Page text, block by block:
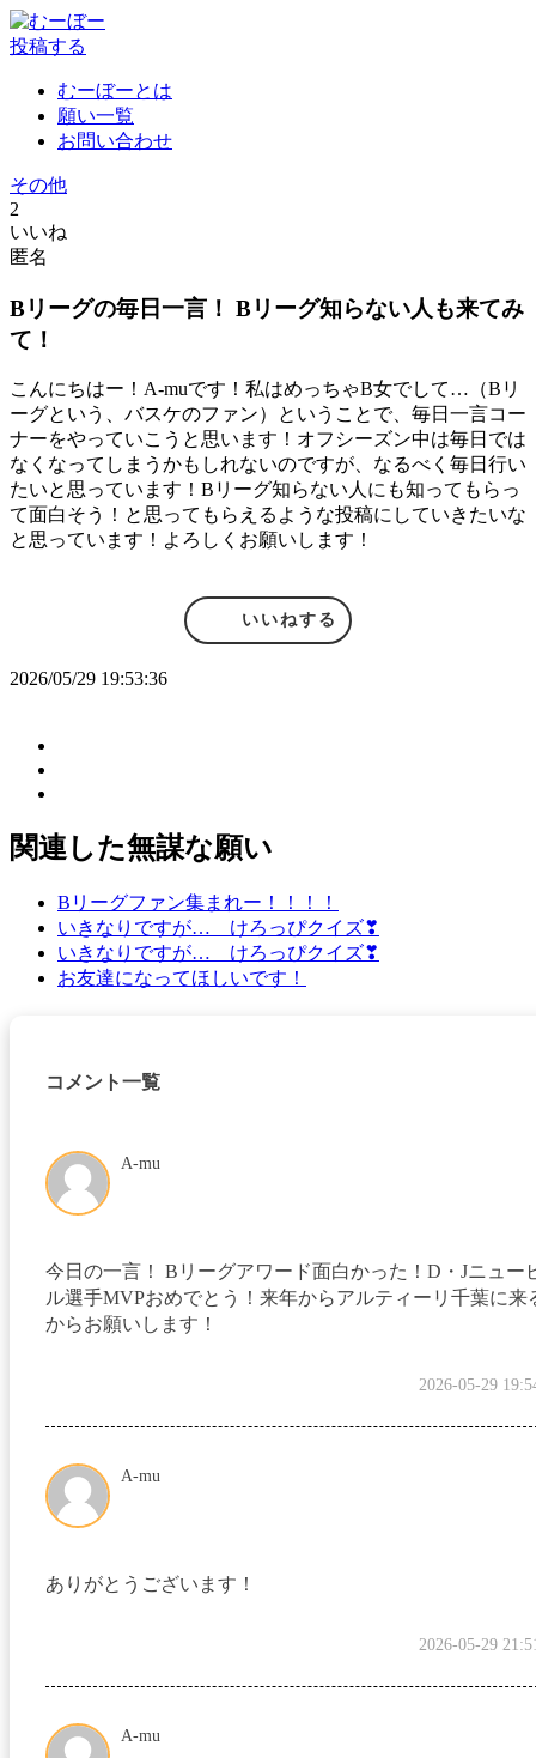
投稿する
むーぼーとは
願い一覧
お問い合わせ
その他
2
いいね
匿名
Bリーグの毎日一言！ Bリーグ知らない人も来てみ
て！
こんにちはー！A-muです！私はめっちゃB女でして…（Bリ
ーグという、バスケのファン）ということで、毎日一言コー
ナーをやっていこうと思います！オフシーズン中は毎日では
なくなってしまうかもしれないのですが、なるべく毎日行い
たいと思っています！Bリーグ知らない人にも知ってもらっ
て面白そう！と思ってもらえるような投稿にしていきたいな
と思っています！よろしくお願いします！
いいねする
2026/05/29 19:53:36
関連した無謀な願い
Bリーグファン集まれー！！！！
いきなりですが… けろっぴクイズ❣
いきなりですが… けろっぴクイズ❣
お友達になってほしいです！
コメント一覧
A-mu
今日の一言！ Bリーグアワード面白かった！D・Jニュー
ル選手MVPおめでとう！来年からアルティーリ千葉に来
からお願いします！
2026-05-29
A-mu
ありがとうございます！
2026-05-29
A-mu